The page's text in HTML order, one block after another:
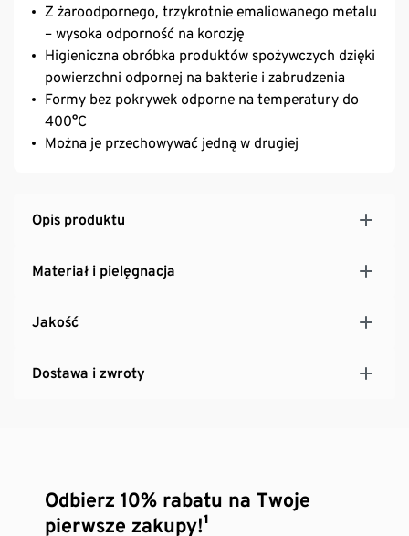
Z żaroodpornego, trzykrotnie emaliowanego metalu
– wysoka odporność na korozję
Higieniczna obróbka produktów spożywczych dzięki
powierzchni odpornej na bakterie i zabrudzenia
Formy bez pokrywek odporne na temperatury do
400°C
Można je przechowywać jedną w drugiej
Opis produktu
Materiał i pielęgnacja
Jakość
Dostawa i zwroty
Odbierz 10% rabatu na Twoje
pierwsze zakupy!¹